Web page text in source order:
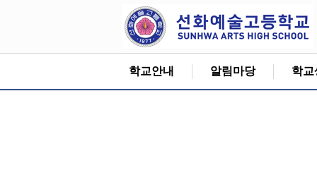
학교안내 알림마당 학교